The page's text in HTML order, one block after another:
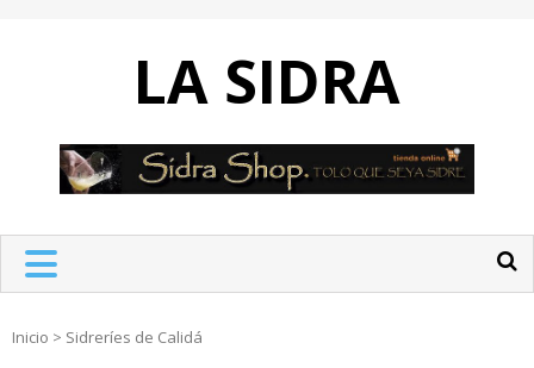
LA SIDRA
Inicio > Sidreríes de Calidá